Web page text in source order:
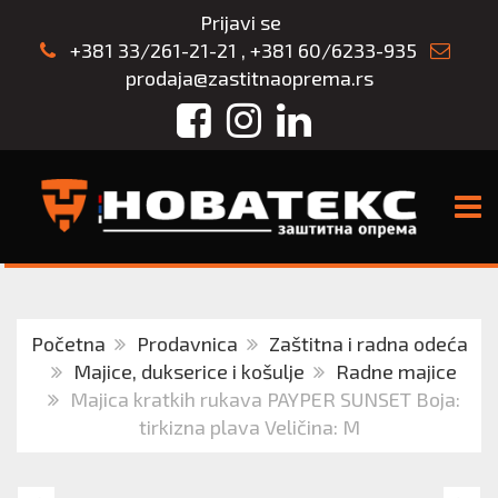
Prijavi se
+381 33/261-21-21 , +381 60/6233-935
prodaja@zastitnaoprema.rs
FacebookInstagram
LinkedIn
Početna Prodavnica
Zaštitna i radna odeća
Majice, dukserice i košulje
Radne majice
Majica kratkih rukava PAYPER SUNSET Boja:
tirkizna plava Veličina: M